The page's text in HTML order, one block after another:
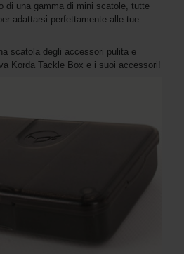
di una gamma di mini scatole, tutte
adattarsi perfettamente alle tue
scatola degli accessori pulita e
Korda Tackle Box e i suoi accessori!